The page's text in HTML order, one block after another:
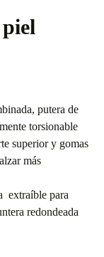
putera de
torsionable
superior y gomas
más
extraíble para
redondeada